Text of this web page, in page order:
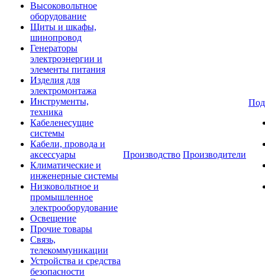
Высоковольтное
оборудование
Щиты и шкафы,
шинопровод
Генераторы
электроэнергии и
элементы питания
Изделия для
электромонтажа
Инструменты,
техника
Кабеленесущие
системы
Кабели, провода и
аксессуары
Климатические и
инженерные системы
Низковольтное и
промышленное
электрооборудование
Освещение
Прочие товары
Связь,
телекоммуникации
Устройства и средства
безопасности
Производство Производители